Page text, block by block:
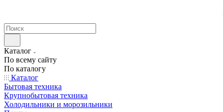
Каталог
По всему сайту
По каталогу
Каталог
Бытовая техника
Крупнобытовая техника
Холодильники и морозильники